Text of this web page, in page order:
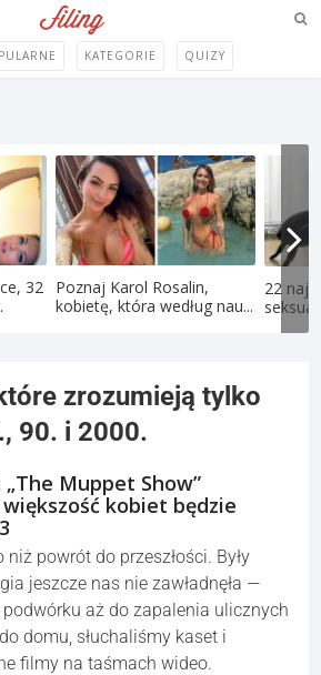
KATEGORIE QUIZY
32
Poznaj Karol Rosalin,
kobietę, która według nau...
22
zrozumieją tylko
90. i 2000.
Muppet Show”
kobiet będzie
powrót do przeszłości. Były
jeszcze nas nie zawładnęła —
aż do zapalenia ulicznych
domu, słuchaliśmy kaset i
filmy na taśmach wideo.